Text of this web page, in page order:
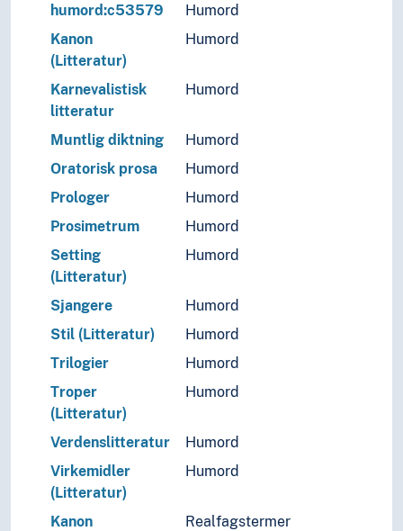
humord:c53579
Humord
Kanon
(Litteratur)
Humord
Karnevalistisk
litteratur
Humord
Muntlig diktning
Humord
Oratorisk prosa
Humord
Prologer
Humord
Prosimetrum
Humord
Setting
(Litteratur)
Humord
Sjangere
Humord
Stil (Litteratur)
Humord
Trilogier
Humord
Troper
(Litteratur)
Humord
Verdenslitteratur
Humord
Virkemidler
(Litteratur)
Humord
Kanon
Realfagstermer